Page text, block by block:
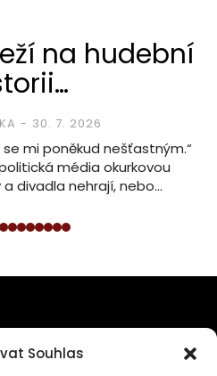
Souhlas
na hudební
30. 7. 2026
mi poněkud nešťastným.“
média okurkovou
divadla nehrají, nebo…
PLATFORMU